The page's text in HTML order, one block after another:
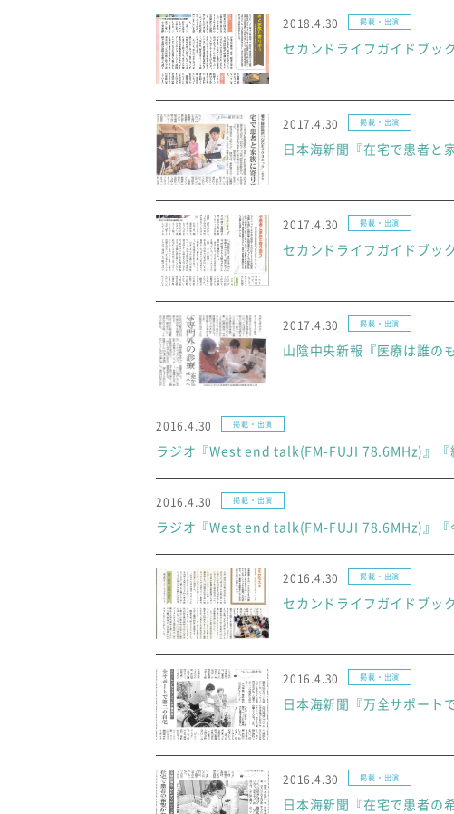
2018.4.30 掲載・出演
セカンドライフガイドブッ
2017.4.30 掲載・出演
日本海新聞『在宅で患者と
2017.4.30 掲載・出演
セカンドライフガイドブッ
2017.4.30 掲載・出演
山陰中央新報『医療は誰の
2016.4.30 掲載・出演
ラジオ『West end talk(FM-FUJI 78.6MHz)』『
2016.4.30 掲載・出演
ラジオ『West end talk(FM-FUJI 78.6MHz)』『
2016.4.30 掲載・出演
セカンドライフガイドブッ
2016.4.30 掲載・出演
日本海新聞『万全サポート
2016.4.30 掲載・出演
日本海新聞『在宅で患者の